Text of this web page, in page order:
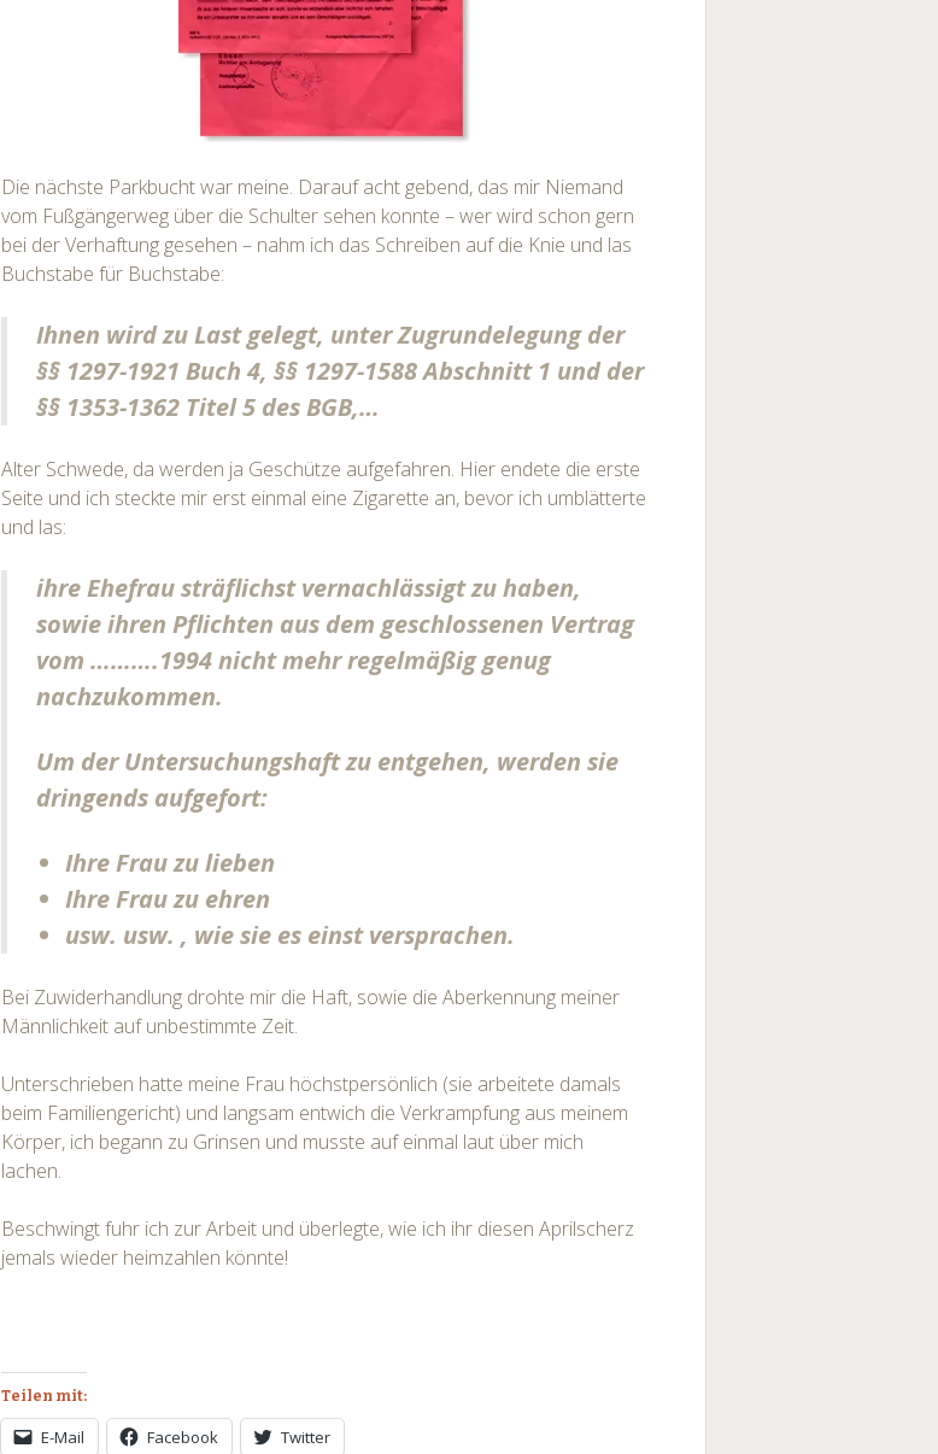
Die nächste Parkbucht war meine. Darauf acht gebend, das mir Niemand
vom Fußgängerweg über die Schulter sehen konnte – wer wird schon gern
bei der Verhaftung gesehen – nahm ich das Schreiben auf die Knie und las
Buchstabe für Buchstabe:
Ihnen wird zu Last gelegt, unter Zugrundelegung der
§§ 1297-1921 Buch 4, §§ 1297-1588 Abschnitt 1 und der
§§ 1353-1362 Titel 5 des BGB,…
Alter Schwede, da werden ja Geschütze aufgefahren. Hier endete die erste
Seite und ich steckte mir erst einmal eine Zigarette an, bevor ich umblätterte
und las:
ihre Ehefrau sträflichst vernachlässigt zu haben,
sowie ihren Pflichten aus dem geschlossenen Vertrag
vom ……….1994 nicht mehr regelmäßig genug
nachzukommen.
Um der Untersuchungshaft zu entgehen, werden sie
dringends aufgefort:
Ihre Frau zu lieben
Ihre Frau zu ehren
usw. usw. , wie sie es einst versprachen.
Bei Zuwiderhandlung drohte mir die Haft, sowie die Aberkennung meiner
Männlichkeit auf unbestimmte Zeit.
Unterschrieben hatte meine Frau höchstpersönlich (sie arbeitete damals
beim Familiengericht) und langsam entwich die Verkrampfung aus meinem
Körper, ich begann zu Grinsen und musste auf einmal laut über mich
lachen.
Beschwingt fuhr ich zur Arbeit und überlegte, wie ich ihr diesen Aprilscherz
jemals wieder heimzahlen könnte!
Teilen mit:
E-Mail Facebook Twitter